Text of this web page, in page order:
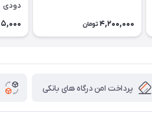
4,200,000 تومان
دودی
پرداخت امن درگاه های بانکی